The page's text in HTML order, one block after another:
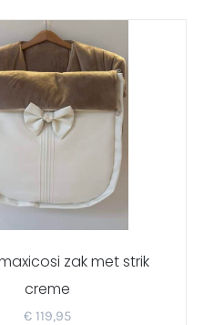
zak met strik
creme
€ 119,95